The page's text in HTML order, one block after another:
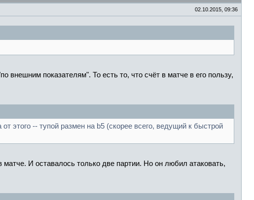
02.10.2015, 09:36
показателям". То есть то, что счёт в матче в его пользу,
этого -- тупой размен на b5 (скорее всего, ведущий к быстрой
И оставалось только две партии. Но он любил атаковать,